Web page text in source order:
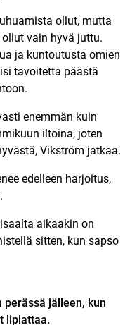
ollut, mutta
vain hyvä juttu.
ja kuntoutusta omien
tavoitetta päästä
enemmän kuin
iltoina, joten
Vikström jatkaa.
edelleen harjoitus,
aikaakin on
sitten, kun sapso
jälleen, kun
liplattaa.